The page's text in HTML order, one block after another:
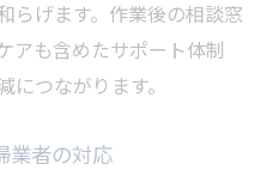
らげます。作業後の相談窓
アも含めたサポート体制
つながります。
業者の対応